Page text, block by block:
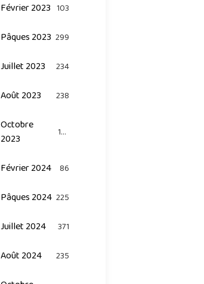
Février 2023 103
Pâques 2023 299
Juillet 2023 234
Août 2023 238
Octobre
2023
124
Février 2024 86
Pâques 2024 225
Juillet 2024 371
Août 2024 235